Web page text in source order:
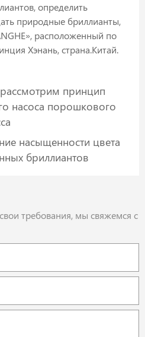
определить
природные бриллианты,
расположенный по
Хэнань, страна.Китай.
принцип
насоса порошкового
насыщенности цвета
бриллиантов
требования, мы свяжемся с